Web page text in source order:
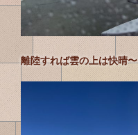
離陸すれば雲の上は快晴〜